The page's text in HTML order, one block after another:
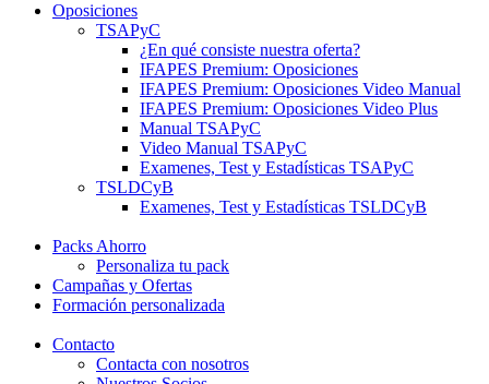
Oposiciones
TSAPyC
¿En qué consiste nuestra oferta?
IFAPES Premium: Oposiciones
IFAPES Premium: Oposiciones Video Manual
IFAPES Premium: Oposiciones Video Plus
Manual TSAPyC
Video Manual TSAPyC
Examenes, Test y Estadísticas TSAPyC
TSLDCyB
Examenes, Test y Estadísticas TSLDCyB
Packs Ahorro
Personaliza tu pack
Campañas y Ofertas
Formación personalizada
Contacto
Contacta con nosotros